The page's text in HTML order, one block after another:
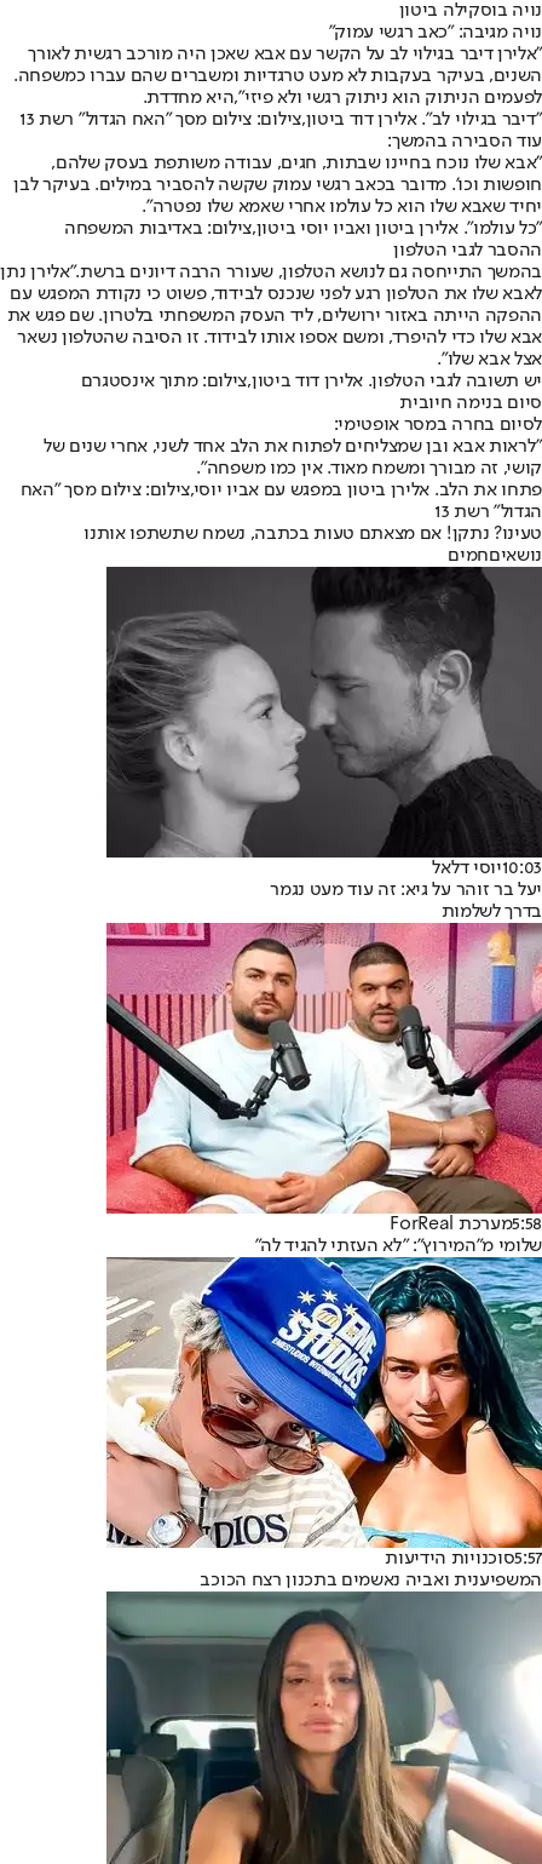
נויה בוסקילה ביטון
נויה מגיבה: "כאב רגשי עמוק"
"אלירן דיבר בגילוי לב על הקשר עם אבא שאכן היה מורכב רגשית לאורך
השנים, בעיקר בעקבות לא מעט טרגדיות ומשברים שהם עברו כמשפחה.
לפעמים הניתוק הוא ניתוק רגשי ולא פיזי",היא מחדדת.
"דיבר בגילוי לב". אלירן דוד ביטון,צילום: צילום מסך "האח הגדול" רשת 13
עוד הסבירה בהמשך:
"אבא שלו נוכח בחיינו שבתות, חגים, עבודה משותפת בעסק שלהם,
חופשות וכו'. מדובר בכאב רגשי עמוק שקשה להסביר במילים. בעיקר לבן
יחיד שאבא שלו הוא כל עולמו אחרי שאמא שלו נפטרה".
"כל עולמו". אלירן ביטון ואביו יוסי ביטון,צילום: באדיבות המשפחה
ההסבר לגבי הטלפון
בהמשך התייחסה גם לנושא הטלפון, שעורר הרבה דיונים ברשת."אלירן נתן
לאבא שלו את הטלפון רגע לפני שנכנס לבידוד, פשוט כי נקודת המפגש עם
ההפקה הייתה באזור ירושלים, ליד העסק המשפחתי בלטרון. שם פגש את
אבא שלו כדי להיפרד, ומשם אספו אותו לבידוד. זו הסיבה שהטלפון נשאר
אצל אבא שלו".
יש תשובה לגבי הטלפון. אלירן דוד ביטון,צילום: מתוך אינסטגרם
סיום בנימה חיובית
לסיום בחרה במסר אופטימי:
"לראות אבא ובן שמצליחים לפתוח את הלב אחד לשני, אחרי שנים של
קושי, זה מבורך ומשמח מאוד. אין כמו משפחה".
פתחו את הלב. אלירן ביטון במפגש עם אביו יוסי,צילום: צילום מסך "האח
הגדול" רשת 13
טעינו? נתקן! אם מצאתם טעות בכתבה, נשמח שתשתפו אותנו
נושאיםחמים
10:03יוסי דלאל
יעל בר זוהר על גיא: זה עוד מעט נגמר
בדרך לשלמות
5:58מערכת ForReal
שלומי מ"המירוץ": "לא העזתי להגיד לה"
5:57סוכנויות הידיעות
המשפיענית ואביה נאשמים בתכנון רצח הכוכב